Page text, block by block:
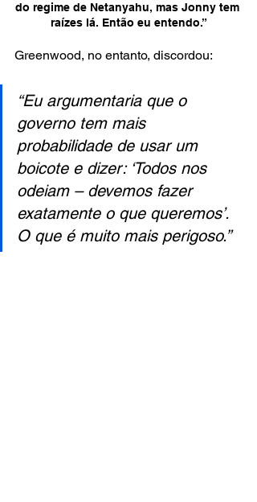
do regime de Netanyahu, mas Jonny tem
raízes lá. Então eu entendo.”
Greenwood, no entanto, discordou:
“Eu argumentaria que o
governo tem mais
probabilidade de usar um
boicote e dizer: ‘Todos nos
odeiam – devemos fazer
exatamente o que queremos’.
O que é muito mais perigoso.”